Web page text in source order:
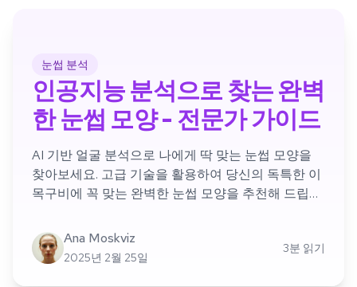
눈썹 분석
인공지능 분석으로 찾는 완벽
한 눈썹 모양 - 전문가 가이드
AI 기반 얼굴 분석으로 나에게 딱 맞는 눈썹 모양을
찾아보세요. 고급 기술을 활용하여 당신의 독특한 이
목구비에 꼭 맞는 완벽한 눈썹 모양을 추천해 드립니
Ana Moskviz
2025년 2월 25일
3분 읽기